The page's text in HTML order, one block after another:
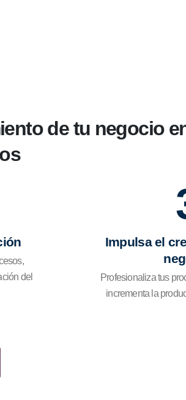
de tu negocio
del
Impulsa el
Profesionaliza tus
incrementa la